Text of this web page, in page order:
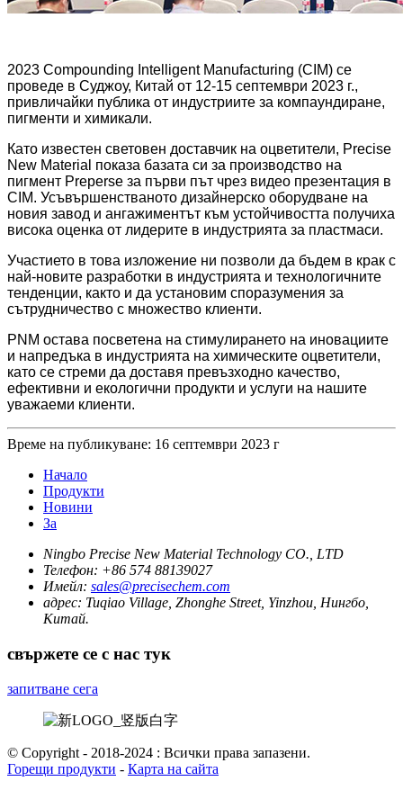
2023 Compounding Intelligent Manufacturing (CIM) се
проведе в Суджоу, Китай от 12-15 септември 2023 г.,
привличайки публика от индустриите за компаундиране,
пигменти и химикали.
Като известен световен доставчик на оцветители, Precise
New Material показа базата си за производство на
пигмент Preperse за първи път чрез видео презентация в
CIM. Усъвършенстваното дизайнерско оборудване на
новия завод и ангажиментът към устойчивостта получиха
висока оценка от лидерите в индустрията за пластмаси.
Участието в това изложение ни позволи да бъдем в крак с
най-новите разработки в индустрията и технологичните
тенденции, както и да установим споразумения за
сътрудничество с множество клиенти.
PNM остава посветена на стимулирането на иновациите
и напредъка в индустрията на химическите оцветители,
като се стреми да доставя превъзходно качество,
ефективни и екологични продукти и услуги на нашите
уважаеми клиенти.
Време на публикуване: 16 септември 2023 г
Начало
Продукти
Новини
За
Ningbo Precise New Material Technology CO., LTD
Телефон: +86 574 88139027
Имейл: sales@precisechem.com
адрес: Tuqiao Village, Zhonghe Street, Yinzhou, Нингбо,
Китай.
свържете се с нас тук
запитване сега
© Copyright - 2018-2024 : Всички права запазени.
Горещи продукти - Карта на сайта